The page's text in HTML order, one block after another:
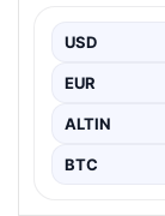
Altın
hareketli bir…
USD
EUR
ALTIN
BTC